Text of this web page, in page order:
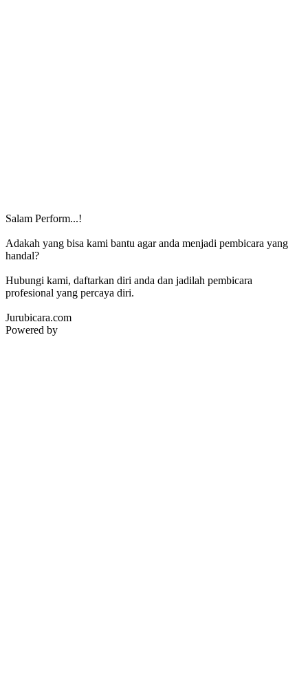
Salam Perform...!
Adakah yang bisa kami bantu agar anda menjadi pembicara yang
handal?
Hubungi kami, daftarkan diri anda dan jadilah pembicara
profesional yang percaya diri.
Jurubicara.com
Powered by